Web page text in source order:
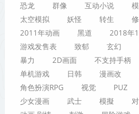
恐龙
群像 互动小说
太空模拟
妖怪 转生
2011年动画
黑道
2018年
游戏发售表
致郁 玄幻
暴力
2D画面 不支持手柄
单机游戏
日韩 漫画改
角色扮演RPG
视觉 PUZ
少女漫画
武士 模擬